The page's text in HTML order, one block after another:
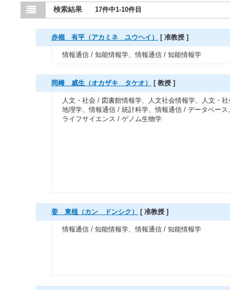
検索結果 17件中1-10件目
赤嶺 有平（アカミネ ユウヘイ） [ 准教授 ]
情報通信 / 知能情報学、情報通信 / 知能情報学
岡﨑 威生（オカザキ タケオ） [ 教授 ]
人文・社会 / 図書館情報学、人文社会情報学、人文・
地理学、情報通信 / 統計科学、情報通信 / データベース
ライフサイエンス / ゲノム生物学
姜 東植（カン ドンシク） [ 准教授 ]
情報通信 / 知能情報学、情報通信 / 知能情報学